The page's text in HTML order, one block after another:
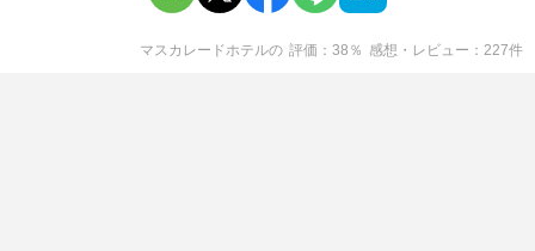
マスカレードホテルの 評価 38 ％ 感想・レビュー 227件